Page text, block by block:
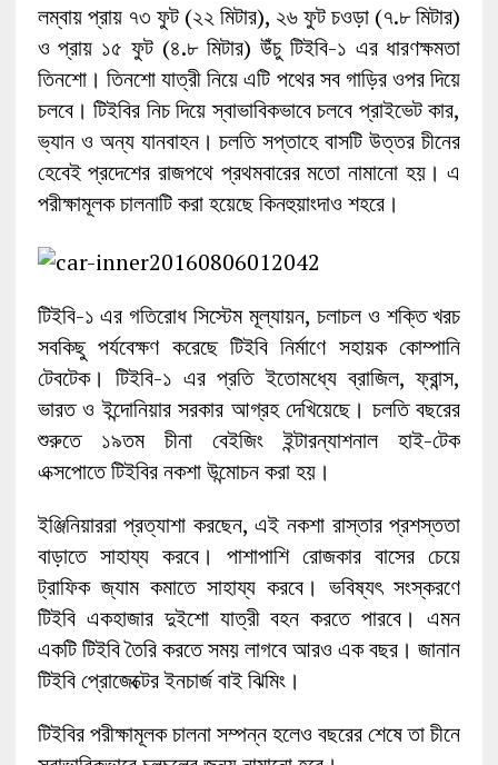
লম্বায় প্রায় ৭৩ ফুট (২২ মিটার), ২৬ ফুট চওড়া (৭.৮ মিটার)
ও প্রায় ১৫ ফুট (৪.৮ মিটার) উঁচু টিইবি-১ এর ধারণক্ষমতা
তিনশো। তিনশো যাত্রী নিয়ে এটি পথের সব গাড়ির ওপর দিয়ে
চলবে। টিইবির নিচ দিয়ে স্বাভাবিকভাবে চলবে প্রাইভেট কার,
ভ্যান ও অন্য যানবাহন। চলতি সপ্তাহে বাসটি উত্তর চীনের
হেবেই প্রদেশের রাজপথে প্রথমবারের মতো নামানো হয়। এ
পরীক্ষামূলক চালনাটি করা হয়েছে কিনহুয়াংদাও শহরে।
টিইবি-১ এর গতিরোধ সিস্টেম মূল্যায়ন, চলাচল ও শক্তি খরচ
সবকিছু পর্যবেক্ষণ করেছে টিইবি নির্মাণে সহায়ক কোম্পানি
টেবটেক। টিইবি-১ এর প্রতি ইতোমধ্যে ব্রাজিল, ফ্রান্স,
ভারত ও ইন্দোনিয়ার সরকার আগ্রহ দেখিয়েছে। চলতি বছরের
শুরুতে ১৯তম চীন‍া বেইজিং ইন্টারন্যাশনাল হাই-টেক
এক্সপোতে টিইবির নকশ‍া উন্মোচন করা হয়।
ইঞ্জিনিয়াররা প্রত্যাশা করছেন, এই নকশা রাস্তার প্রশস্ততা
বাড়াতে সাহায্য করবে। পাশাপাশি রোজকার বাসের চেয়ে
ট্রাফিক জ্যাম কমাতে সাহায্য করবে। ভবিষ্যৎ সংস্করণে
টিইবি একহাজার দুইশো যাত্রী বহন করতে পারবে। এমন
একটি টিইবি তৈরি করতে সময় লাগবে আরও এক বছর। জানান
টিইবি প্রোজেক্টের ইনচার্জ বাই ঝিমিং।
টিইবির পরীক্ষামূলক চালনা সম্পন্ন হলেও বছরের শেষে তা চীনে